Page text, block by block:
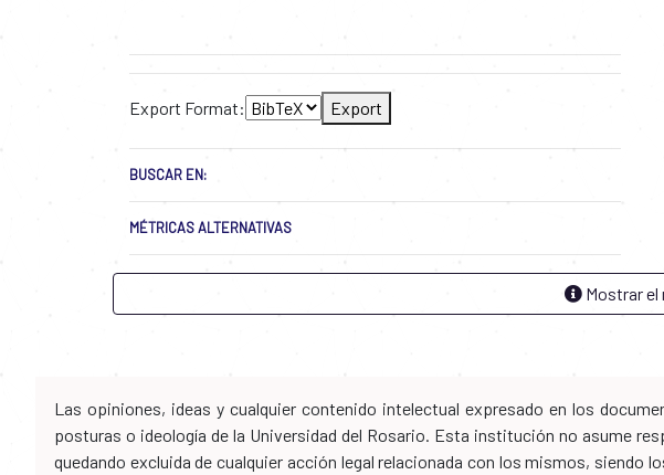
Export Format: Export
BUSCAR EN:
MÉTRICAS ALTERNATIVAS
Mostrar
Las opiniones, ideas y cualquier contenido intelectual expresado en los
posturas o ideología de la Universidad del Rosario. Esta institución no asume
quedando excluida de cualquier acción legal relacionada con los mismos,